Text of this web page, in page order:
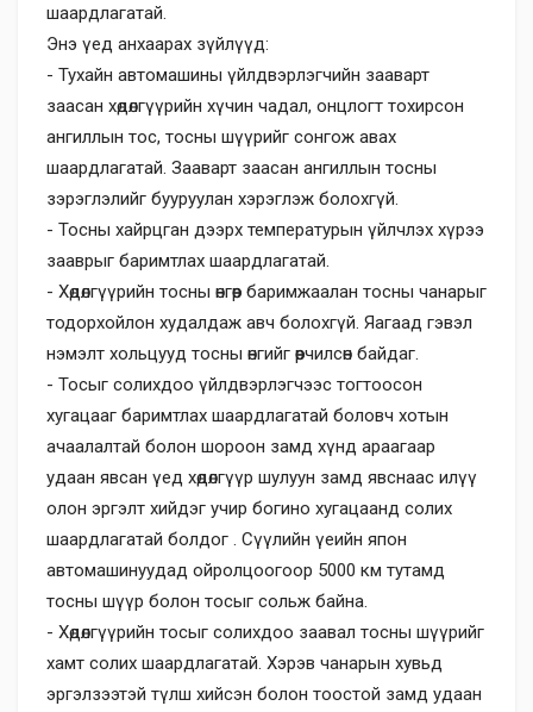
шаардлагатай.
Энэ үед анхаарах зүйлүүд:
- Тухайн автомашины үйлдвэрлэгчийн зааварт
заасан хөдөлгүүрийн хүчин чадал, онцлогт тохирсон
ангиллын тос, тосны шүүрийг сонгож авах
шаардлагатай. Зааварт заасан ангиллын тосны
зэрэглэлийг бууруулан хэрэглэж болохгүй.
- Тосны хайрцган дээрх температурын үйлчлэх хүрээ
зааврыг баримтлах шаардлагатай.
- Хөдөлгүүрийн тосны өнгөөр баримжаалан тосны чанарыг
тодорхойлон худалдаж авч болохгүй. Яагаад гэвэл
нэмэлт хольцууд тосны өнгийг өөрчилсөн байдаг.
- Тосыг солихдоо үйлдвэрлэгчээс тогтоосон
хугацааг баримтлах шаардлагатай боловч хотын
ачаалалтай болон шороон замд хүнд араагаар
удаан явсан үед хөдөлгүүр шулуун замд явснаас илүү
олон эргэлт хийдэг учир богино хугацаанд солих
шаардлагатай болдог . Сүүлийн үеийн япон
автомашинуудад ойролцоогоор 5000 км тутамд
тосны шүүр болон тосыг сольж байна.
- Хөдөлгүүрийн тосыг солихдоо заавал тосны шүүрийг
хамт солих шаардлагатай. Хэрэв чанарын хувьд
эргэлзээтэй түлш хийсэн болон тоостой замд удаан